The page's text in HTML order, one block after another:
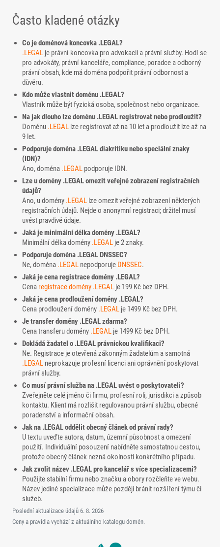
Často kladené otázky
Co je doménová koncovka .LEGAL?
.LEGAL je právní koncovka pro advokacii a právní služby. Hodí se
pro advokáty, právní kanceláře, compliance, poradce a odborný
právní obsah, kde má doména podpořit právní odbornost a
důvěru.
Kdo může vlastnit doménu .LEGAL?
Vlastník může být fyzická osoba, společnost nebo organizace.
Na jak dlouho lze doménu .LEGAL registrovat nebo prodloužit?
Doménu .LEGAL lze registrovat až na 10 let a prodloužit lze až na
9 let.
Podporuje doména .LEGAL diakritiku nebo speciální znaky
(IDN)?
Ano, doména .LEGAL podporuje IDN.
Lze u domény .LEGAL omezit veřejné zobrazení registračních
údajů?
Ano, u domény .LEGAL lze omezit veřejné zobrazení některých
registračních údajů. Nejde o anonymní registraci; držitel musí
uvést pravdivé údaje.
Jaká je minimální délka domény .LEGAL?
Minimální délka domény .LEGAL je 2 znaky.
Podporuje doména .LEGAL DNSSEC?
Ne, doména .LEGAL nepodporuje DNSSEC.
Jaká je cena registrace domény .LEGAL?
Cena registrace domény .LEGAL je 199 Kč bez DPH.
Jaká je cena prodloužení domény .LEGAL?
Cena prodloužení domény .LEGAL je 1499 Kč bez DPH.
Je transfer domény .LEGAL zdarma?
Cena transferu domény .LEGAL je 1499 Kč bez DPH.
Dokládá žadatel o .LEGAL právnickou kvalifikaci?
Ne. Registrace je otevřená zákonným žadatelům a samotná
.LEGAL neprokazuje profesní licenci ani oprávnění poskytovat
právní služby.
Co musí právní služba na .LEGAL uvést o poskytovateli?
Zveřejněte celé jméno či firmu, profesní roli, jurisdikci a způsob
kontaktu. Klient má rozlišit regulovanou právní službu, obecné
poradenství a informační obsah.
Jak na .LEGAL oddělit obecný článek od právní rady?
U textu uveďte autora, datum, územní působnost a omezení
použití. Individuální posouzení nabídněte samostatnou cestou,
protože obecný článek nezná okolnosti konkrétního případu.
Jak zvolit název .LEGAL pro kancelář s více specializacemi?
Použijte stabilní firmu nebo značku a obory rozčleňte ve webu.
Název jediné specializace může později bránit rozšíření týmu či
služeb.
Poslední aktualizace údajů 6. 8. 2026
Ceny a pravidla vychází z aktuálního katalogu domén.